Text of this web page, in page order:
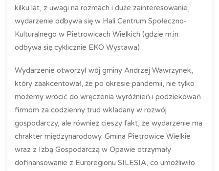
kilku lat, z uwagi na rozmach i duże zainteresowanie,
wydarzenie odbywa się w Hali Centrum Społeczno-
Kulturalnego w Pietrowicach Wielkich (gdzie m.in.
odbywa się cyklicznie EKO Wystawa)
Wydarzenie otworzył wój gminy Andrzej Wawrzynek,
który zaakcentował, że po okresie pandemii, nie tylko
możemy wrócić do wręczenia wyróżnień i podziekowań
firmom za codzienny trud wkładany w rozwój
gospodarczy, ale również cieszy fakt, że wydarzenie ma
chrakter międzynarodowy. Gmina Pietrowice Wielkie
wraz z Izbą Gospodarczą w Opawie otrzymały
dofinansowanie z Euroregionu SILESIA, co umożliwiło